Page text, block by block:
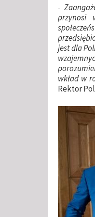
-
przynosi
jest dla
wkład w
Rektor